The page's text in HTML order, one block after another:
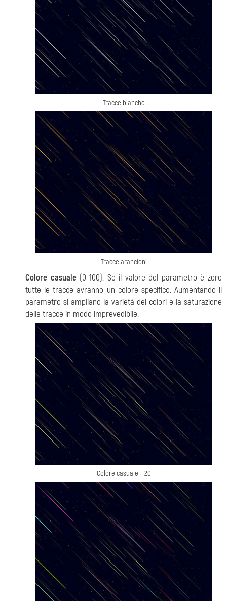
Tracce bianche
Tracce arancioni
Colore casuale(0-100). Se il valore del parametro è zero
tutte le tracce avranno un colore specifico. Aumentando il
parametro si ampliano la varietà dei colori e la saturazione
delle tracce in modo imprevedibile.
Colore casuale = 20